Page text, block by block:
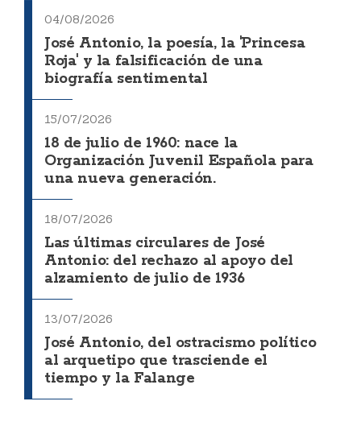
04/08/2026
José Antonio, la poesía, la 'Princesa
Roja' y la falsificación de una
biografía sentimental
15/07/2026
18 de julio de 1960: nace la
Organización Juvenil Española para
una nueva generación.
18/07/2026
Las últimas circulares de José
Antonio: del rechazo al apoyo del
alzamiento de julio de 1936
13/07/2026
José Antonio, del ostracismo político
al arquetipo que trasciende el
tiempo y la Falange